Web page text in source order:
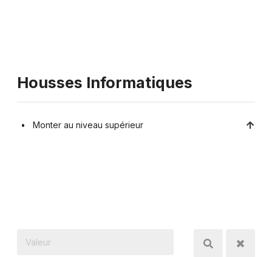
Housses Informatiques
Monter au niveau supérieur